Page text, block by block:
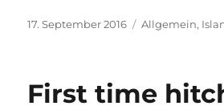
Veröffentlicht
17. September 2016 Kategorien
Allgemein,
First time